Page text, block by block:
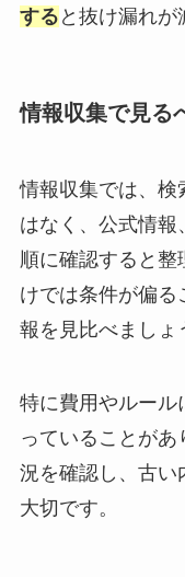
する と抜け漏れが
情報収集で見る
情報収集では、検
はなく、公式情
順に確認すると
けでは条件が偏
報を見比べましょ
特に費用やルール
っていることが
況を確認し、古い
大切です。